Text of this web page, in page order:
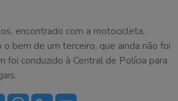
encontrado com a motocicleta,
bem de um terceiro, que ainda não foi
foi conduzido à Central de Polícia para